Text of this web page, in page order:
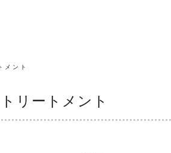
メント
リートメント